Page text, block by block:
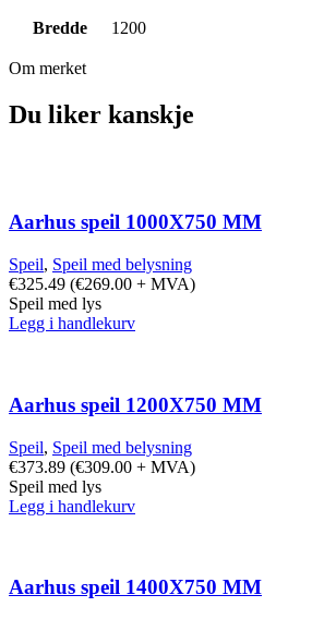
Bredde 1200
Om merket
Du liker kanskje
Aarhus speil 1000X750 MM
Speil, Speil med belysning
€325.49 (€269.00 + MVA)
Speil med lys
Legg i handlekurv
Aarhus speil 1200X750 MM
Speil, Speil med belysning
€373.89 (€309.00 + MVA)
Speil med lys
Legg i handlekurv
Aarhus speil 1400X750 MM